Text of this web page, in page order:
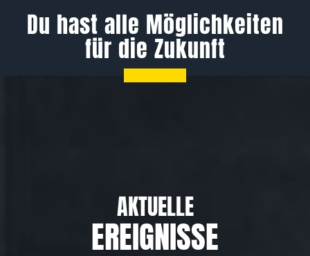
Du hast alle Möglichkeiten
für die Zukunft
AKTUELLE
EREIGNISSE